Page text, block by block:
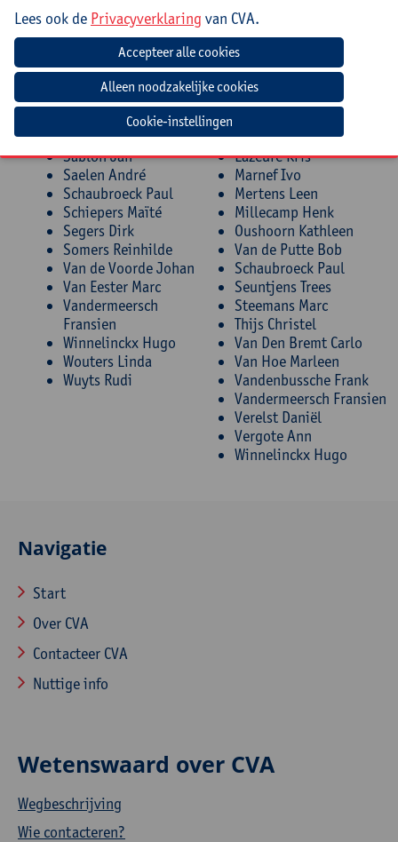
Haeck Michèle
Jacobs Diane
Jansegers Liliane
Jansen Tom
Lazeure Kris
Meurisse Bart
Nuyens Fons
Sablon Jan
Saelen André
Schaubroeck Paul
Schiepers Maïté
Segers Dirk
Somers Reinhilde
Van de Voorde Johan
Van Eester Marc
Vandermeersch
Fransien
Winnelinckx Hugo
Wouters Linda
Wuyts Rudi
De Hert Wilfried
Depraetere Petra
Hannes Mario
Haven Rudi
Laethem Annemie
Lazeure Kris
Marnef Ivo
Mertens Leen
Millecamp Henk
Oushoorn Kathleen
Van de Putte Bob
Schaubroeck Paul
Seuntjens Trees
Steemans Marc
Thijs Christel
Van Den Bremt Carlo
Van Hoe Marleen
Vandenbussche Frank
Vandermeersch Fransien
Verelst Daniël
Vergote Ann
Winnelinckx Hugo
Navigatie
Start
Over CVA
Contacteer CVA
Nuttige info
Wetenswaard over CVA
Wegbeschrijving
Wie contacteren?
Lees ook de Privacyverklaring van CVA.
Cookie-instellingen